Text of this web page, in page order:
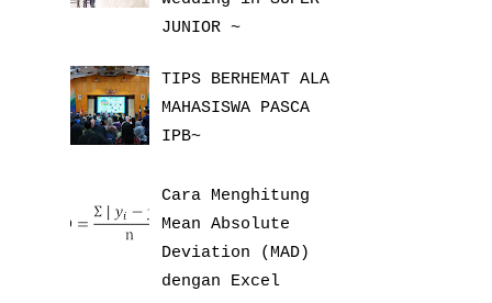
JUNIOR ~
TIPS BERHEMAT ALA
MAHASISWA PASCA
IPB~
Cara Menghitung
Mean Absolute
Deviation (MAD)
dengan Excel